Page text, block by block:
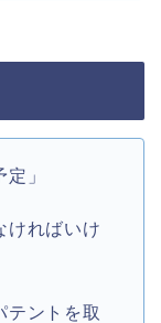
」
ければいけ
テントを取